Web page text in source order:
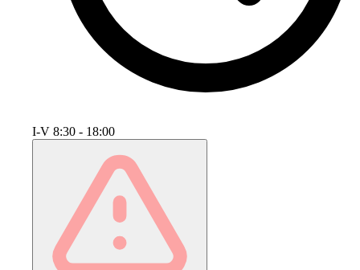
I-V 8:30 - 18:00